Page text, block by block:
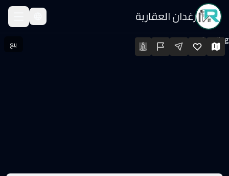
رغدان العقارية
شقة للبيع
Loading... بيع